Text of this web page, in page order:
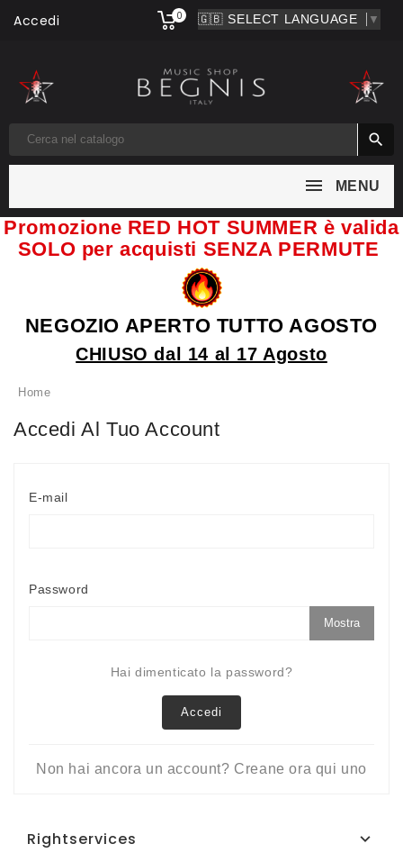
▼
Accedi 0

MENU
Promozione RED HOT SUMMER è valida
SOLO per acquisti SENZA PERMUTE
NEGOZIO APERTO TUTTO AGOSTO
CHIUSO dal 14 al 17 Agosto
Home
Accedi Al Tuo Account
E-mail
Password
Mostra
Hai dimenticato la password?
Accedi
Non hai ancora un account? Creane ora qui uno
Rightservices 